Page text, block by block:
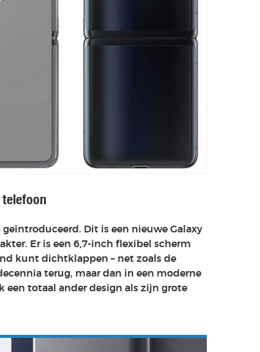
telefoon
Dit is een nieuwe Galaxy
Er is een 6,7-inch flexibel scherm
kunt dichtklappen – net zoals de
terug, maar dan in een moderne
een totaal ander design als zijn grote